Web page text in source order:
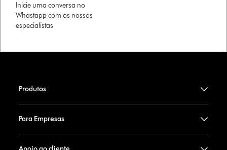
Inicie uma conversa no
Whastapp com os nossos
especialistas
Produtos
Para Empresas